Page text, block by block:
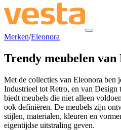
Merken/Eleonora
Trendy meubelen van
Met de collecties van Eleonora ben
Industrieel tot Retro, en van
biedt meubels die niet alleen
ook definiëren. De meubels zijn
stijlen, materialen, kleuren en
eigentijdse uitstraling geven.